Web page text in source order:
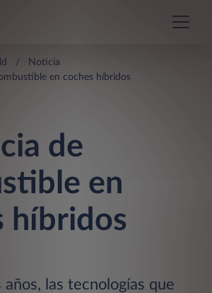
Noticia
en coches híbridos
de
en
híbridos
años, las tecnologías que